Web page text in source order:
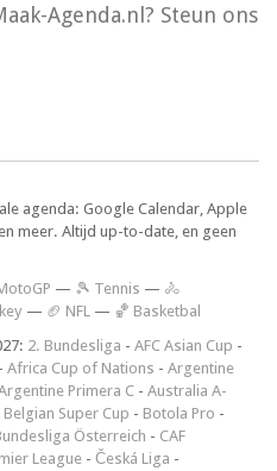
Agenda.nl? Steun ons
agenda: Google Calendar, Apple
meer. Altijd up-to-date, en geen
— 🎾 Tennis — 🚴
— 🏈 NFL — 🏀 Basketbal
2. Bundesliga - AFC Asian Cup -
- Africa Cup of Nations - Argentine
Primera C - Australia A-
Belgian Super Cup - Botola Pro -
Österreich - CAF
League - Česká Liga -